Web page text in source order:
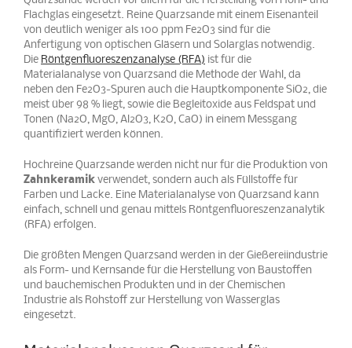
Flachglas eingesetzt. Reine Quarzsande mit einem Eisenanteil
von deutlich weniger als 100 ppm Fe2O3 sind für die
Anfertigung von optischen Gläsern und Solarglas notwendig.
Die Röntgenfluoreszenzanalyse (RFA) ist für die
Materialanalyse von Quarzsand die Methode der Wahl, da
neben den Fe2O3-Spuren auch die Hauptkomponente SiO2, die
meist über 98 % liegt, sowie die Begleitoxide aus Feldspat und
Tonen (Na2O, MgO, Al2O3, K2O, CaO) in einem Messgang
quantifiziert werden können.
Hochreine Quarzsande werden nicht nur für die Produktion von
Zahnkeramik verwendet, sondern auch als Füllstoffe für
Farben und Lacke. Eine Materialanalyse von Quarzsand kann
einfach, schnell und genau mittels Röntgenfluoreszenzanalytik
(RFA) erfolgen.
Die größten Mengen Quarzsand werden in der Gießereiindustrie
als Form- und Kernsande für die Herstellung von Baustoffen
und bauchemischen Produkten und in der Chemischen
Industrie als Rohstoff zur Herstellung von Wasserglas
eingesetzt.